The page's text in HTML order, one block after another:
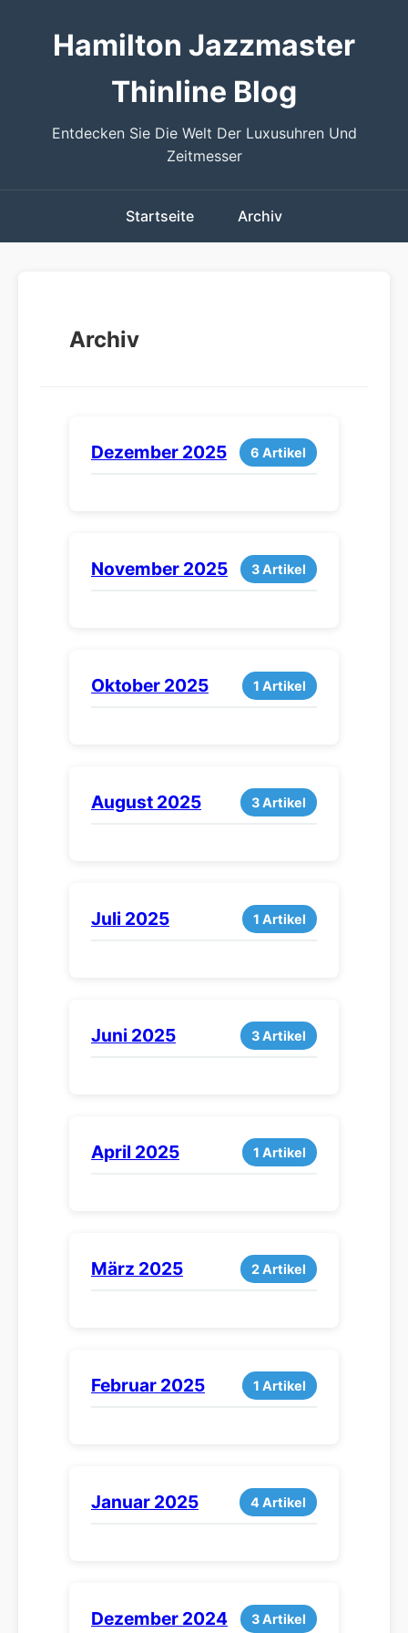
Hamilton Jazzmaster
Thinline Blog
Entdecken Sie Die Welt Der Luxusuhren Und
Zeitmesser
Startseite Archiv
Archiv
Dezember 2025 6 Artikel
November 2025 3 Artikel
Oktober 2025 1 Artikel
August 2025 3 Artikel
Juli 2025 1 Artikel
Juni 2025 3 Artikel
April 2025 1 Artikel
März 2025 2 Artikel
Februar 2025 1 Artikel
Januar 2025 4 Artikel
Dezember 2024 3 Artikel